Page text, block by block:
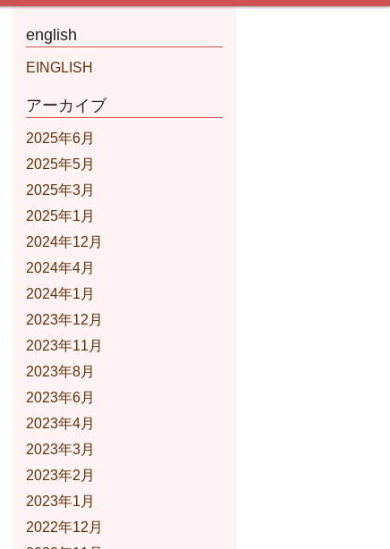
english
EINGLISH
アーカイブ
2025年6月
2025年5月
2025年3月
2025年1月
2024年12月
2024年4月
2024年1月
2023年12月
2023年11月
2023年8月
2023年6月
2023年4月
2023年3月
2023年2月
2023年1月
2022年12月